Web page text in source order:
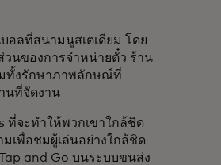
ลที่สนามนูสเตเดียม โดย
วนของการจำหน่ายตั๋ว ร้าน
มทั้งรักษาภาพลักษณ์ที่
นที่จัดงาน
ที่จะทำให้พวกเขาใกล้ชิด
เพื่อชมผู้เล่นอย่างใกล้ชิด
and Go บนระบบขนส่ง